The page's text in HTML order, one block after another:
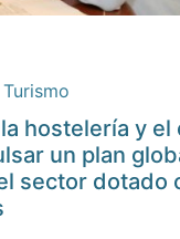
Turismo
hostelería y el
un plan
sector dotado